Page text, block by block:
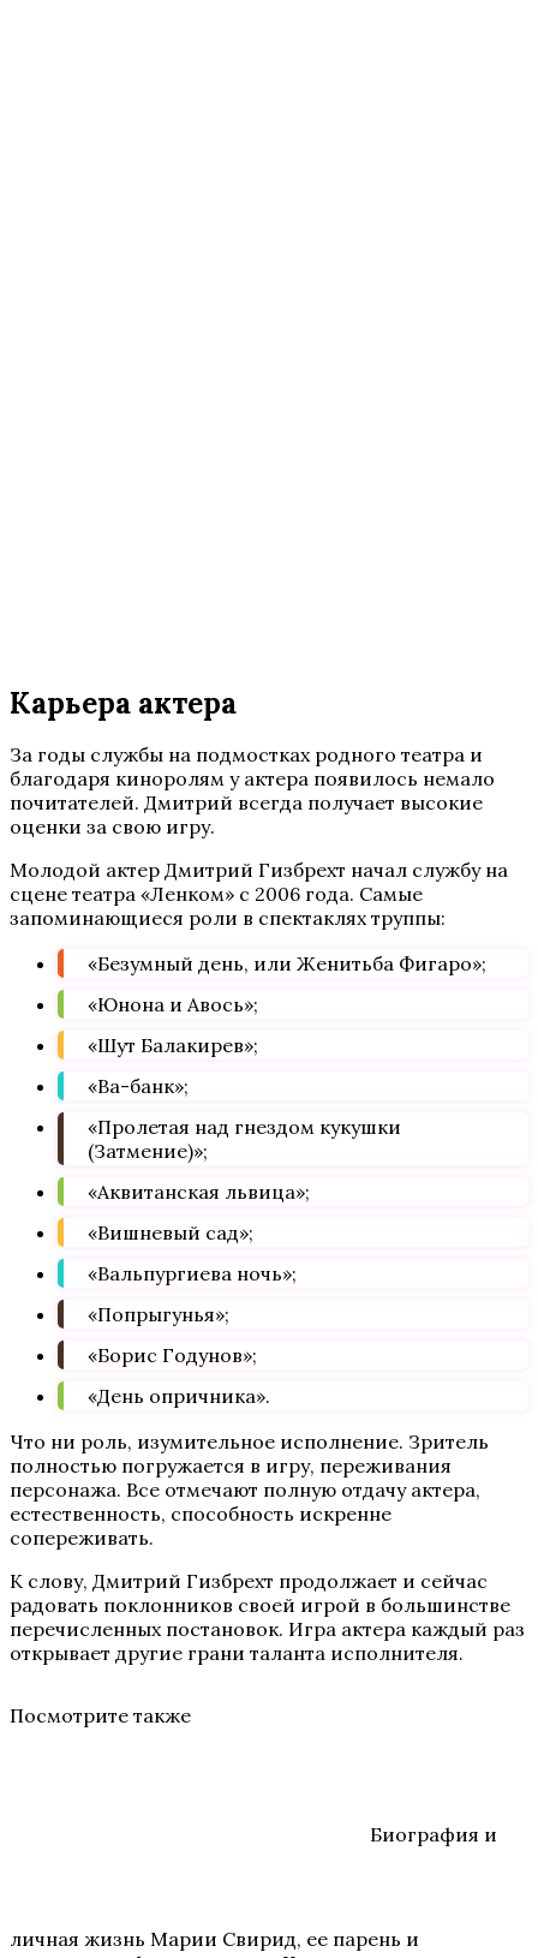
Карьера актера
За годы службы на подмостках родного театра и
благодаря киноролям у актера появилось немало
почитателей. Дмитрий всегда получает высокие
оценки за свою игру.
Молодой актер Дмитрий Гизбрехт начал службу на
сцене театра «Ленком» с 2006 года. Самые
запоминающиеся роли в спектаклях труппы:
«Безумный день, или Женитьба Фигаро»;
«Юнона и Авось»;
«Шут Балакирев»;
«Ва-банк»;
«Пролетая над гнездом кукушки
(Затмение)»;
«Аквитанская львица»;
«Вишневый сад»;
«Вальпургиева ночь»;
«Попрыгунья»;
«Борис Годунов»;
«День опричника».
Что ни роль, изумительное исполнение. Зритель
полностью погружается в игру, переживания
персонажа. Все отмечают полную отдачу актера,
естественность, способность искренне
сопереживать.
К слову, Дмитрий Гизбрехт продолжает и сейчас
радовать поклонников своей игрой в большинстве
перечисленных постановок. Игра актера каждый раз
открывает другие грани таланта исполнителя.
Посмотрите также
Биография и
личная жизнь Марии Свирид, ее парень и